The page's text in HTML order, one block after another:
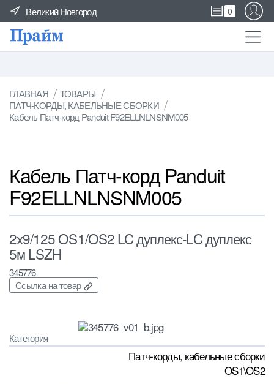
Великий Новгород 0
ГЛАВНАЯ
ТОВАРЫ
ПАТЧ-КОРДЫ, КАБЕЛЬНЫЕ СБОРКИ
Кабель Патч-корд Panduit F92ELLNLNSNM005
Кабель Патч-корд Panduit
F92ELLNLNSNM005
2x9/125 OS1/OS2 LC дуплекс-LC дуплекс
5м LSZH
345776
Ссылка на товар
Категория
Патч-корды, кабельные сборки
OS1\OS2